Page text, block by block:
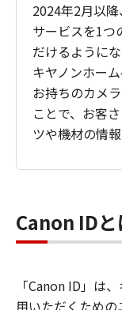
2024年2月以
サービスを1つ
だけるようにな
キヤノンホー
お持ちのカメ
ことで、お客
ツや機材の情
Canon IDと
「Canon ID」は
用いただくため